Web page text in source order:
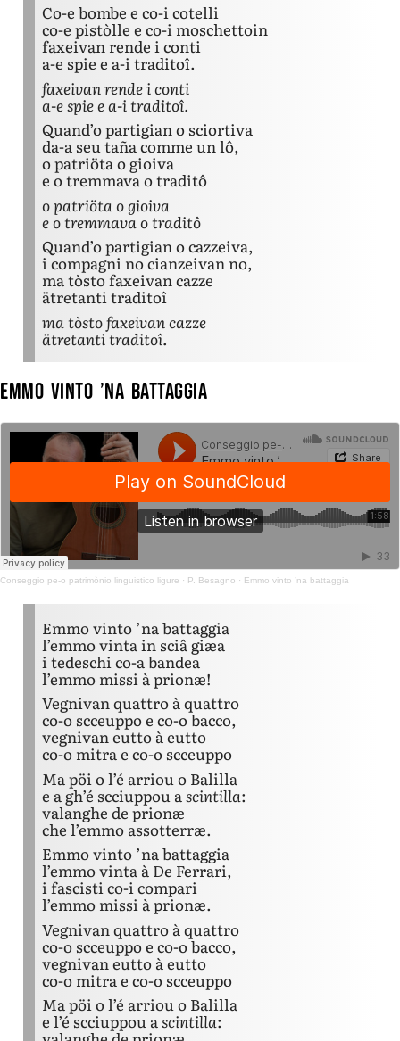
Co-e bombe e co-i cotelli
co-e pistòlle e co-i moschettoin
faxeivan rende i conti
a-e spie e a-i traditoî.
faxeivan rende i conti
a-e spie e a-i traditoî.
Quand’o partigian o sciortiva
da-a seu taña comme un lô,
o patriöta o gioiva
e o tremmava o traditô
o patriöta o gioiva
e o tremmava o traditô
Quand’o partigian o cazzeiva,
i compagni no cianzeivan no,
ma tòsto faxeivan cazze
ätretanti traditoî
ma tòsto faxeivan cazze
ätretanti traditoî.
Emmo vinto ’na battaggia
Conseggio pe-o patrimònio linguistico ligure · P. Besagno · Emmo vinto ’na battaggia
Emmo vinto ’na battaggia
l’emmo vinta in sciâ giæa
i tedeschi co-a bandea
l’emmo missi à prionæ!
Vegnivan quattro à quattro
co-o scceuppo e co-o bacco,
vegnivan eutto à eutto
co-o mitra e co-o scceuppo
Ma pöi o l’é arriou o Balilla
e a gh’é scciuppou a scintilla:
valanghe de prionæ
che l’emmo assotterræ.
Emmo vinto ’na battaggia
l’emmo vinta à De Ferrari,
i fascisti co-i compari
l’emmo missi à prionæ.
Vegnivan quattro à quattro
co-o scceuppo e co-o bacco,
vegnivan eutto à eutto
co-o mitra e co-o scceuppo
Ma pöi o l’é arriou o Balilla
e l’é scciuppou ascintilla: